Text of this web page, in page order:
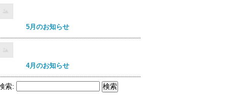
5月のお知らせ
4月のお知らせ
索: